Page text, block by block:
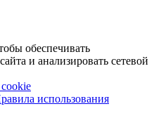
обеспечивать
и анализировать сетевой
использования